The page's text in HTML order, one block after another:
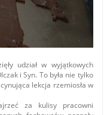
udział w wyjątkowych
i Syn. To była nie tylko
lekcja rzemiosła w
za kulisy pracowni